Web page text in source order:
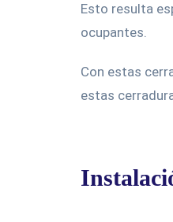
Esto resulta
ocupantes.
Con estas
estas